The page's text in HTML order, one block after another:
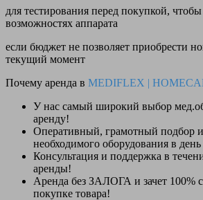
для тестирования перед покупкой, чтобы
возможностях аппарата
если бюджет не позволяет приобрести
текущий момент
Почему аренда в MEDIFLEX |
У нас самый широкий выбор
аренду!
Оперативный, грамотный подбор и
необходимого оборудования в
Консультация и поддержка в
аренды!
Аренда без ЗАЛОГА и зачет 100%
покупке товара!